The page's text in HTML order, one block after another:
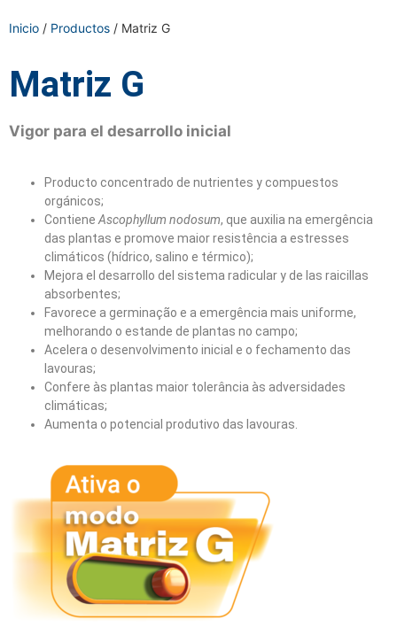
Inicio / Productos / Matriz G
Matriz G
Vigor para el desarrollo inicial
Producto concentrado de nutrientes y compuestos
orgánicos;
Contiene Ascophyllum nodosum, que auxilia na emergência
das plantas e promove maior resistência a estresses
climáticos (hídrico, salino e térmico);
Mejora el desarrollo del sistema radicular y de las raicillas
absorbentes;
Favorece a germinação e a emergência mais uniforme,
melhorando o estande de plantas no campo;
Acelera o desenvolvimento inicial e o fechamento das
lavouras;
Confere às plantas maior tolerância às adversidades
climáticas;
Aumenta o potencial produtivo das lavouras.